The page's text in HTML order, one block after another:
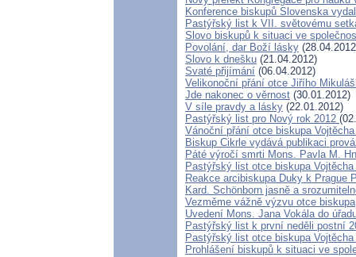
Konference biskupů Slovenska
Pastýřský list k VII. světovému
Slovo biskupů k situaci ve
Povolání, dar Boží lásky
Slovo k dnešku (21.04.2012)
Svaté přijímání (06.04.2012)
Velikonoční přání otce Jiřího
Jde nakonec o věrnost (30.01.2012)
V síle pravdy a lásky (22.01.2012)
Pastýřský list pro Nový rok 2012
Vánoční přání otce biskupa
Biskup Cikrle vydává publikaci
Páté výročí smrti Mons. Pavla M.
Pastýřský list otce biskupa
Reakce arcibiskupa Duky k Prague
Kard. Schönborn jasně a
Vezměme vážně výzvu otce biskupa
Uvedení Mons. Jana Vokála do
Pastýřský list k první neděli postní
Pastýřský list otce biskupa
Prohlášení biskupů k situaci ve